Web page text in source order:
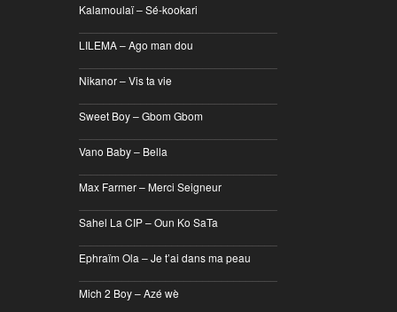
Kalamoulaï – Sé-kookari
LILEMA – Ago man dou
Nikanor – Vis ta vie
Sweet Boy – Gbom Gbom
Vano Baby – Bella
Max Farmer – Merci Seigneur
Sahel La CIP – Oun Ko SaTa
Ephraïm Ola – Je t’ai dans ma peau
Mich 2 Boy – Azé wè